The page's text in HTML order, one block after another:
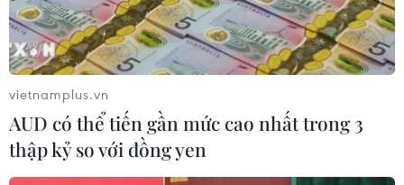
vietnamplus.vn
AUD có thể tiến gần mức cao nhất trong 3
thập kỷ so với đồng yen